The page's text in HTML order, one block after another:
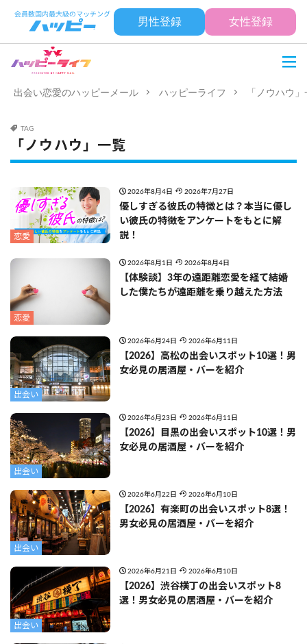
男性登録 女性登録
出会い恋愛のハッピーメール ハッピーライフ 「ノウハウ
TAG
「ノウハウ」一覧
恋愛
2026年8月4日 2026年7月27日
優しすぎる彼氏の特徴とは？本当に優し
い彼氏の特徴をアンケートをもとに解
説！
恋愛
2026年8月1日 2026年8月4日
【体験談】3年の遠距離恋愛を経て結婚
した僕たちが遠距離を乗り越えた方法
出会い
2026年6月24日 2026年6月11日
【2026】高松の出会いスポット10選！男
女必見の居酒屋・バーを紹介
出会い
2026年6月23日 2026年6月11日
【2026】目黒の出会いスポット10選！男
女必見の居酒屋・バーを紹介
出会い
2026年6月22日 2026年6月10日
【2026】有楽町の出会いスポット8選！
男女必見の居酒屋・バーを紹介
出会い
2026年6月21日 2026年6月10日
【2026】渋谷横丁の出会いスポット8
選！男女必見の居酒屋・バーを紹介